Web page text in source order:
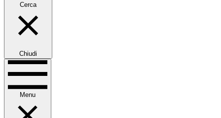
Cerca
Chiudi
Menu